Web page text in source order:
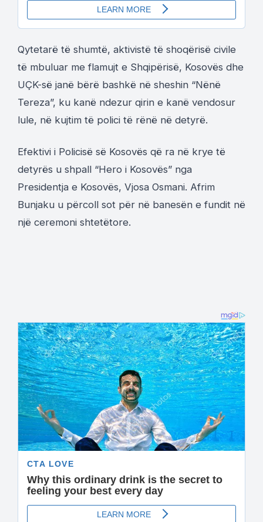
Qytetarë të shumtë, aktivistë të shoqërisë civile
të mbuluar me flamujt e Shqipërisë, Kosovës dhe
UÇK-së janë bërë bashkë në sheshin “Nënë
Tereza”, ku kanë ndezur qirin e kanë vendosur
lule, në kujtim të polici të rënë në detyrë.
Efektivi i Policisë së Kosovës që ra në krye të
detyrës u shpall “Hero i Kosovës” nga
Presidentja e Kosovës, Vjosa Osmani. Afrim
Bunjaku u përcoll sot për në banesën e fundit në
një ceremoni shtetëtore.